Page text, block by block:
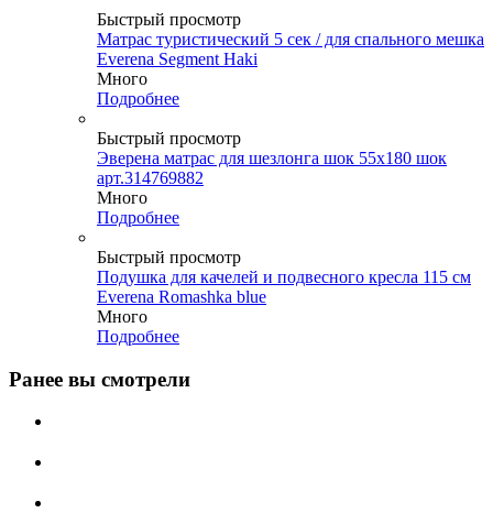
Быстрый просмотр
Матрас туристический 5 сек / для спального мешка
Everena Segment Haki
Много
Подробнее
Быстрый просмотр
Эверена матрас для шезлонга шок 55х180 шок
арт.314769882
Много
Подробнее
Быстрый просмотр
Подушка для качелей и подвесного кресла 115 см
Everena Romashka blue
Много
Подробнее
Ранее вы смотрели